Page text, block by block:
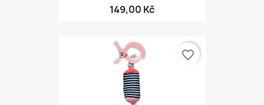
149,00 Kč
favorite_border